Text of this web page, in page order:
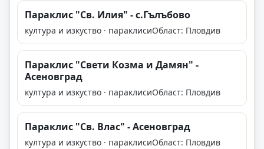
Параклис "Св. Илия" - с.Гълъбово
култура и изкуство · параклисиОбласт: Пловдив
Параклис "Свети Козма и Дамян" -
Асеновград
култура и изкуство · параклисиОбласт: Пловдив
Параклис "Св. Влас" - Асеновград
култура и изкуство · параклисиОбласт: Пловдив